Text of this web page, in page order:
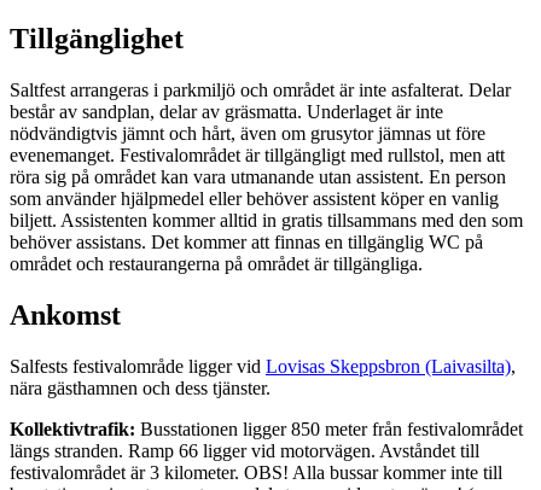
Tillgänglighet
Saltfest arrangeras i parkmiljö och området är inte asfalterat. Delar
består av sandplan, delar av gräsmatta. Underlaget är inte
nödvändigtvis jämnt och hårt, även om grusytor jämnas ut före
evenemanget. Festivalområdet är tillgängligt med rullstol, men att
röra sig på området kan vara utmanande utan assistent. En person
som använder hjälpmedel eller behöver assistent köper en vanlig
biljett. Assistenten kommer alltid in gratis tillsammans med den som
behöver assistans. Det kommer att finnas en tillgänglig WC på
området och restaurangerna på området är tillgängliga.
Ankomst
Salfests festivalområde ligger vid Lovisas Skeppsbron (Laivasilta),
nära gästhamnen och dess tjänster.
Kollektivtrafik: Busstationen ligger 850 meter från festivalområdet
längs stranden. Ramp 66 ligger vid motorvägen. Avståndet till
festivalområdet är 3 kilometer. OBS! Alla bussar kommer inte till